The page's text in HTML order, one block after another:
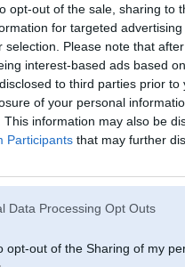
opt-out of the sale, sharing to
for targeted
selection. Please note that
interest-based ads based
to third parties prior
of your personal
This information may also be
Participants that may further
Data Processing Opt Outs
opt-out of the Sharing of my
Te izklausaas kkas
01. Sep 2012, 14:14
panjem smskjrediitinju,
-----------------